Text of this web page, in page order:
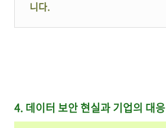
니다.
4. 데이터 보안 현실과 기업의 대응